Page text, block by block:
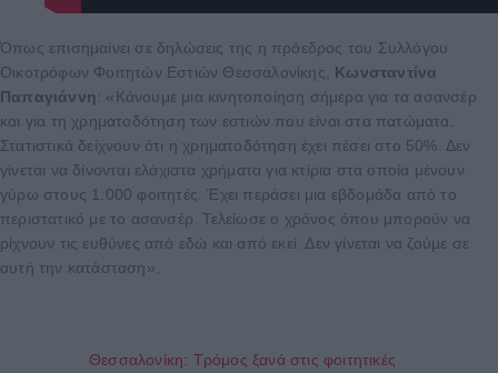
Όπως επισημαίνει σε δηλώσεις της η πρόεδρος του Συλλόγου
Οικοτρόφων Φοιτητών Εστιών Θεσσαλονίκης, Κωνσταντίνα
Παπαγιάννη: «Κάνουμε μια κινητοποίηση σήμερα για τα ασανσέρ
και για τη χρηματοδότηση των εστιών που είναι στα πατώματα.
Στατιστικά δείχνουν ότι η χρηματοδότηση έχει πέσει στο 50%. Δεν
γίνεται να δίνονται ελάχιστα χρήματα για κτίρια στα οποία μένουν
γύρω στους 1.000 φοιτητές. Έχει περάσει μια εβδομάδα από το
περιστατικό με το ασανσέρ. Τελείωσε ο χρόνος όπου μπορούν να
ρίχνουν τις ευθύνες από εδώ και από εκεί. Δεν γίνεται να ζούμε σε
αυτή την κατάσταση».
Θεσσαλονίκη: Τρόμος ξανά στις φοιτητικές